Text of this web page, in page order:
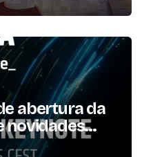
abertura da
novidades